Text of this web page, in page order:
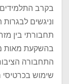
בקרב
וניגשים
תחבורתי בין
בהשקעת מאות